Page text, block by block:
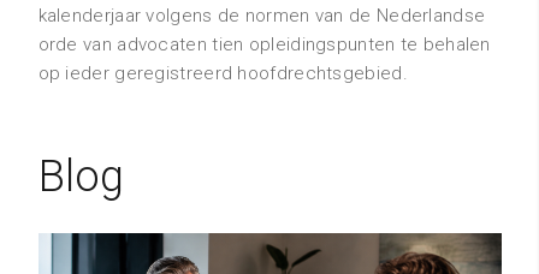
kalenderjaar volgens de normen van de Nederlandse
orde van advocaten tien opleidingspunten te behalen
op ieder geregistreerd hoofdrechtsgebied.
Blog